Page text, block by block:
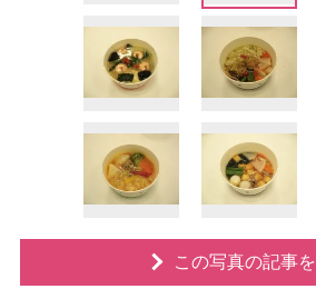
この写真の記事